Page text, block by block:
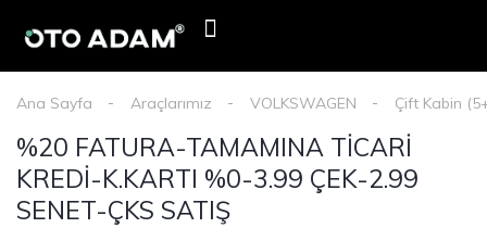
Ana Sayfa Araçlarımız VOLKSWAGEN Çift Kabin
%20 FATURA-TAMAMINA TİCARİ
KREDİ-K.KARTI %0-3.99 ÇEK-2.99
SENET-ÇKS SATIŞ